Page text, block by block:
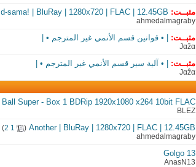
مثبــت: sama! | BluRay | 1280x720 | FLAC | 12.45GB
ahmedalmagraby
مثبــت: | • قوانين قسم الأنمي غير المترجم • |
Јαẑα
مثبــت: | • آلية سير قسم الأنمي غير المترجم • |
Јαẑα
Ball Super - Box 1 BDRip 1920x1080 x264 10bit FLAC
BLEZ
Another | BluRay | 1280x720 | FLAC | 12.45GB
(
1
2
)
ahmedalmagraby
Golgo 13
AnasN13